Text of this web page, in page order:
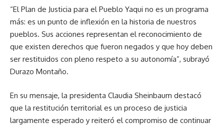
“El Plan de Justicia para el Pueblo Yaqui no es un programa
más: es un punto de inflexión en la historia de nuestros
pueblos. Sus acciones representan el reconocimiento de
que existen derechos que fueron negados y que hoy deben
ser restituidos con pleno respeto a su autonomía”, subrayó
Durazo Montaño.
En su mensaje, la presidenta Claudia Sheinbaum destacó
que la restitución territorial es un proceso de justicia
largamente esperado y reiteró el compromiso de continuar